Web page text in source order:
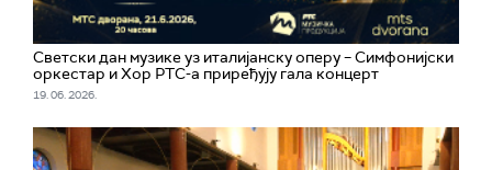
Светски дан музике уз италијанску оперу – Симфонијски
оркестар и Хор РТС-а приређују гала концерт
19. 06. 2026.